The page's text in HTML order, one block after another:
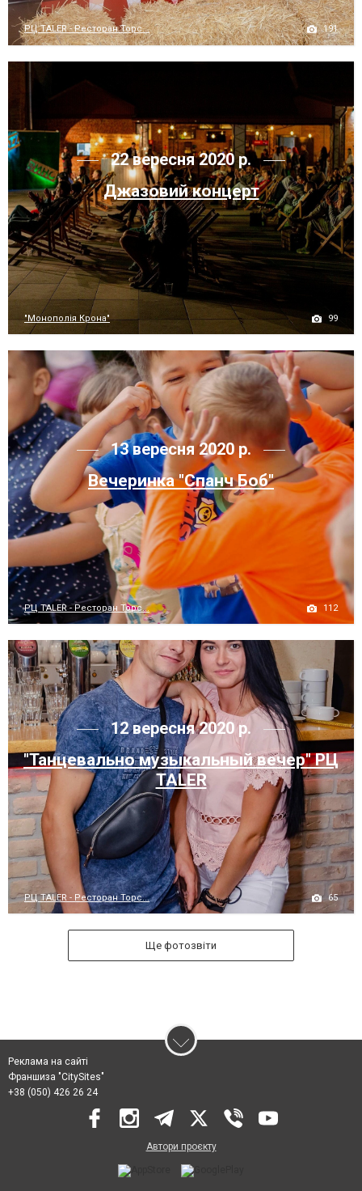
РЦ TALER - Ресторан Торс... 191
22 вересня 2020 р.
Джазовий концерт
"Монополія Крона" 99
13 вересня 2020 р.
Вечеринка "Спанч Боб"
РЦ TALER - Ресторан Торс... 112
12 вересня 2020 р.
"Танцевально музыкальный вечер" РЦ
TALER
РЦ TALER - Ресторан Торс... 65
Ще фотозвіти
Реклама на сайті
Франшиза "CitySites"
+38 (050) 426 26 24
Автори проєкту